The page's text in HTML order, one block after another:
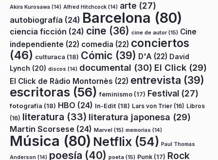
Akira Kurosawa (14) Alfred Hitchcock (14) arte (27)
autobiografía (24) Barcelona (80)
ciencia ficción (24) cine (36) cine de autor(15) Cine
independiente (22) comedia (22) conciertos
(46) culturaca (18) Cómic (39) D'A (22) David
Lynch (20) discos (14) documental (30) El Click (29)
El Click de Ràdio Montornès (22) entrevista (39)
escritoras (56) feminismo (17) Festival (27)
fotografía (18) HBO (24) In-Edit (18) Lars von Trier (16) Libros
(16) literatura (33) literatura japonesa (29)
Martin Scorsese (24) Marvel (15) memorias (14)
Música (80) Netflix (54) Paul Thomas
Anderson (14) poesía (40) poeta (15) Punk (17) Rock